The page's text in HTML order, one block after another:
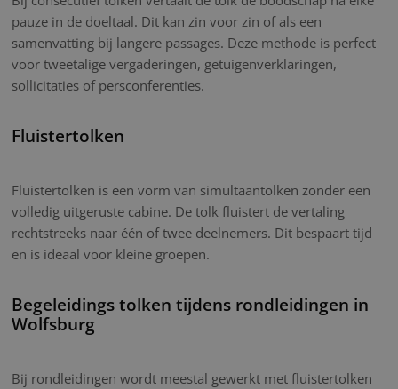
pauze in de doeltaal. Dit kan zin voor zin of als een
samenvatting bij langere passages. Deze methode is perfect
voor tweetalige vergaderingen, getuigenverklaringen,
sollicitaties of persconferenties.
Fluistertolken
Fluistertolken is een vorm van simultaantolken zonder een
volledig uitgeruste cabine. De tolk fluistert de vertaling
rechtstreeks naar één of twee deelnemers. Dit bespaart tijd
en is ideaal voor kleine groepen.
Begeleidings tolken tijdens rondleidingen in
Wolfsburg
Bij rondleidingen wordt meestal gewerkt met fluistertolken